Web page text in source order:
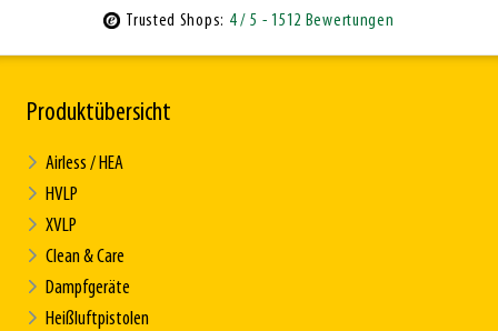
Trusted Shops: 4/ 5 - 1512 Bewertungen
Produktübersicht
Airless / HEA
HVLP
XVLP
Clean & Care
Dampfgeräte
Heißluftpistolen